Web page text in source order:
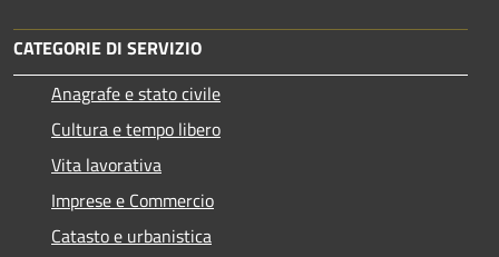
CATEGORIE DI SERVIZIO
Anagrafe e stato civile
Cultura e tempo libero
Vita lavorativa
Imprese e Commercio
Catasto e urbanistica